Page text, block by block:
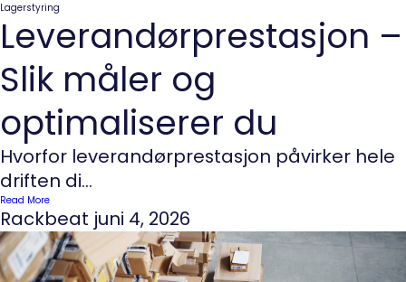
Lagerstyring
Leverandørprestasjon –
Slik måler og
optimaliserer du
Hvorfor leverandørprestasjon påvirker hele
driften di...
Read More
Rackbeat juni 4, 2026